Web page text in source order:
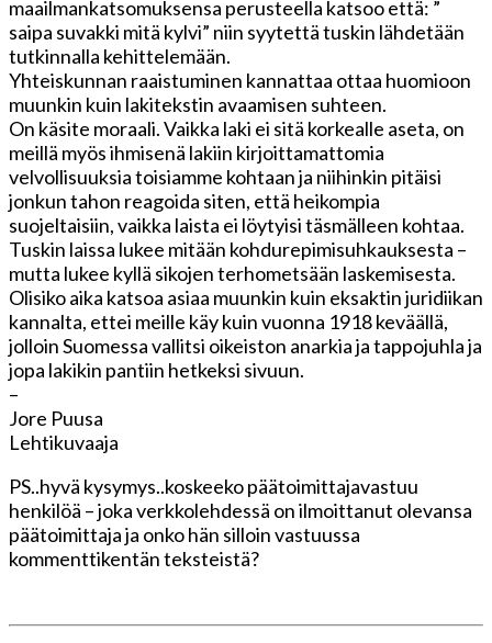
maailmankatsomuksensa perusteella katsoo että: ”
saipa suvakki mitä kylvi” niin syytettä tuskin lähdetään
tutkinnalla kehittelemään.
Yhteiskunnan raaistuminen kannattaa ottaa huomioon
muunkin kuin lakitekstin avaamisen suhteen.
On käsite moraali. Vaikka laki ei sitä korkealle aseta, on
meillä myös ihmisenä lakiin kirjoittamattomia
velvollisuuksia toisiamme kohtaan ja niihinkin pitäisi
jonkun tahon reagoida siten, että heikompia
suojeltaisiin, vaikka laista ei löytyisi täsmälleen kohtaa.
Tuskin laissa lukee mitään kohdurepimisuhkauksesta –
mutta lukee kyllä sikojen terhometsään laskemisesta.
Olisiko aika katsoa asiaa muunkin kuin eksaktin juridiikan
kannalta, ettei meille käy kuin vuonna 1918 keväällä,
jolloin Suomessa vallitsi oikeiston anarkia ja tappojuhla ja
jopa lakikin pantiin hetkeksi sivuun.
–
Jore Puusa
Lehtikuvaaja
PS..hyvä kysymys..koskeeko päätoimittajavastuu
henkilöä – joka verkkolehdessä on ilmoittanut olevansa
päätoimittaja ja onko hän silloin vastuussa
kommenttikentän teksteistä?